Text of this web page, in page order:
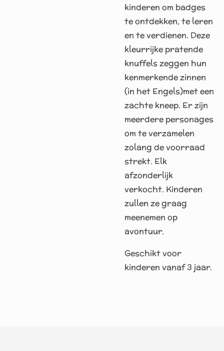
kinderen om badges
te ontdekken, te leren
en te verdienen. Deze
kleurrijke pratende
knuffels zeggen hun
kenmerkende zinnen
(in het Engels)met een
zachte kneep. Er zijn
meerdere personages
om te verzamelen
zolang de voorraad
strekt. Elk
afzonderlijk
verkocht. Kinderen
zullen ze graag
meenemen op
avontuur.
Geschikt voor
kinderen vanaf 3 jaar.